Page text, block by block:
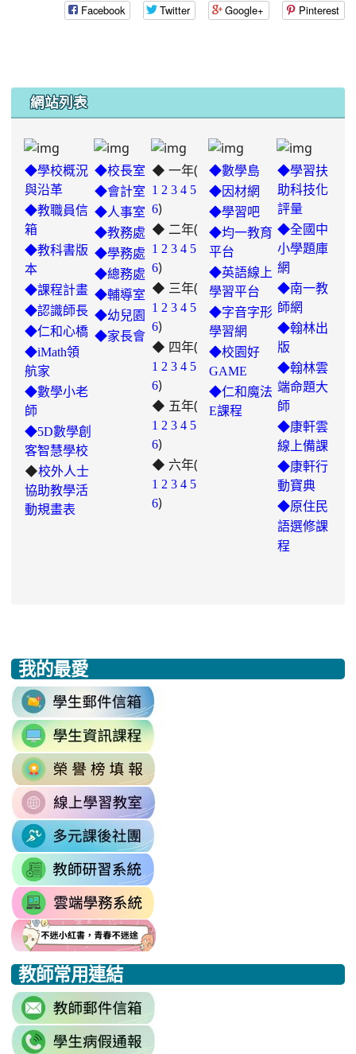
Facebook Twitter Google+ Pinterest
網站列表
◆學校概況
與沿革
◆教職員信
箱
◆教科書版
本
◆課程計畫
◆認識師長
◆仁和心橋
◆iMath領
航家
◆數學小老
師
◆5D數學創
客智慧學校
◆校外人士
協助教學活
動規畫表
◆校長室
◆會計室
◆人事室
◆教務處
◆學務處
◆總務處
◆輔導室
◆幼兒園
◆家長會
◆ 一年(
1 2 3 4 5
6)
◆ 二年(
1 2 3 4 5
6)
◆ 三年(
1 2 link
https://padlet.com/hui22026/302-
hwbav1x2c8b5ge0y
3 4 5
6)
◆ 四年(
1 2 3 4 5
6)
◆ 五年(
1 2 3 4 link
https://padlet.com/chungling29/
7ddh1o7gcaf2lqtb
5
6)
◆ 六年(
1 2 3 4 5
6)
◆數學島
◆因材網
◆學習吧
◆均一教育
平台
◆英語線上
學習平台
◆字音字形
學習網
◆校園好
GAME
◆仁和魔法
E課程
◆學習扶
助科技化
評量
◆全國中
小學題庫
網
◆南一教
師網
◆翰林出
版
◆翰林雲
端命題大
師
◆康軒雲
線上備課
◆康軒行
動寶典
◆原住民
語選修課
程
::: 我的最愛
教師常用連結